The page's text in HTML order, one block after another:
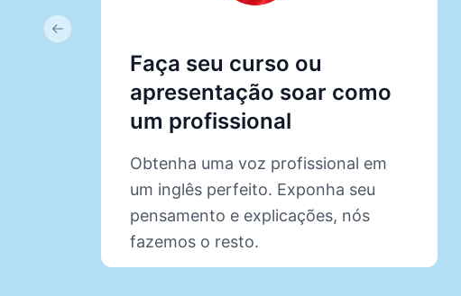
Faça seu curso ou
apresentação soar como
um profissional
Obtenha uma voz profissional em
um inglês perfeito. Exponha seu
pensamento e explicações, nós
fazemos o resto.
Previous slide